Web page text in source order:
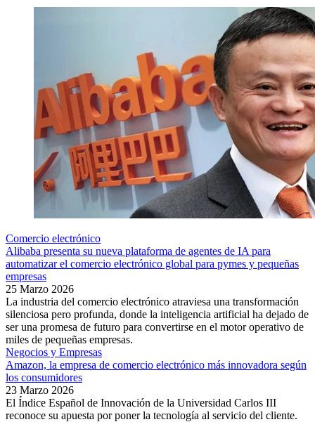
Comercio electrónico
Alibaba presenta su nueva plataforma de agentes de IA para
automatizar el comercio electrónico global para pymes y pequeñas
empresas
25 Marzo 2026
La industria del comercio electrónico atraviesa una transformación
silenciosa pero profunda, donde la inteligencia artificial ha dejado de
ser una promesa de futuro para convertirse en el motor operativo de
miles de pequeñas empresas.
Negocios y Empresas
Amazon, la empresa de comercio electrónico más innovadora según
los consumidores
23 Marzo 2026
El Índice Español de Innovación de la Universidad Carlos III
reconoce su apuesta por poner la tecnología al servicio del cliente.